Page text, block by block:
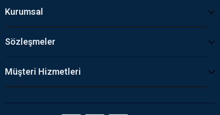
Kurumsal
Sözleşmeler
Müşteri Hizmetleri